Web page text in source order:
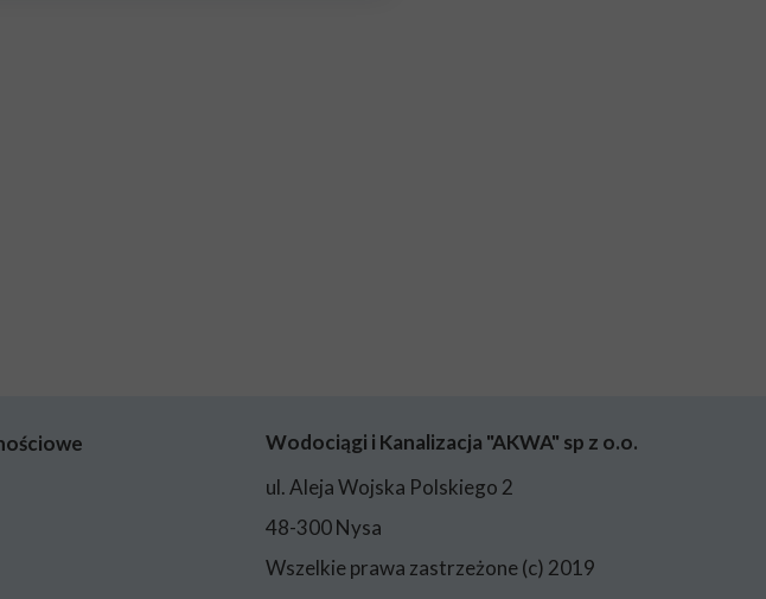
Wodociągi i Kanalizacja "AKWA" sp z o.o.
ul. Aleja Wojska Polskiego 2
48-300 Nysa
Wszelkie prawa zastrzeżone (c) 2019